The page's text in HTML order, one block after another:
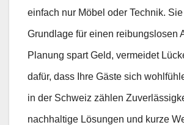
einfach nur Möbel oder Technik.
Grundlage für einen reibungslosen
Planung spart Geld, vermeidet
dafür, dass Ihre Gäste sich
in der Schweiz zählen
nachhaltige Lösungen und kurze